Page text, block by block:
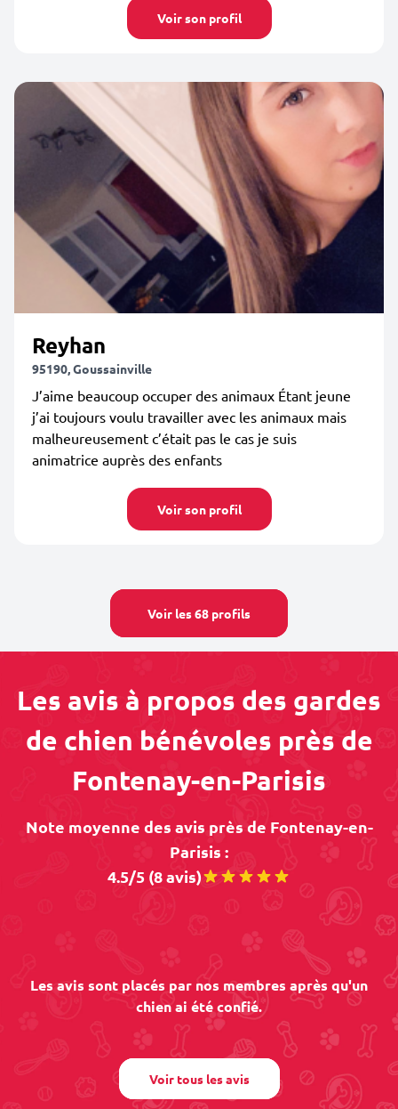
Voir son profil
Reyhan
95190, Goussainville
J’aime beaucoup occuper des animaux Étant jeune
j’ai toujours voulu travailler avec les animaux mais
malheureusement c’était pas le cas je suis
animatrice auprès des enfants
Voir son profil
Voir les 68 profils
Les avis à propos des gardes
de chien bénévoles près de
Fontenay-en-Parisis
Note moyenne des avis près de Fontenay-en-
Parisis :
4.5/5 (8 avis)
Les avis sont placés par nos membres après qu'un
chien ai été confié.
Voir tous les avis